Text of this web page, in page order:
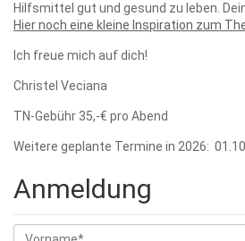
Hilfsmittel gut und gesund zu leben.
Hier noch eine kleine Inspiration zum
Ich freue mich auf dich!
Christel Veciana
TN-Gebühr 35,-€ pro Abend
Weitere geplante Termine in 2026:
Anmeldung